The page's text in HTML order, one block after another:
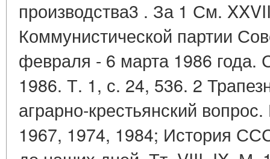
производства3 . За 1 См.
Коммунистической партии
февраля - 6 марта 1986 года.
1986. Т. 1, с. 24, 536. 2
аграрно-крестьянский
1967, 1974, 1984; История